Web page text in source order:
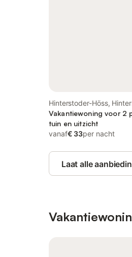
Hinterstoder-Höss,
Vakantiewoning voor 2
tuin en uitzicht
vanaf€ 33per nacht
Laat alle